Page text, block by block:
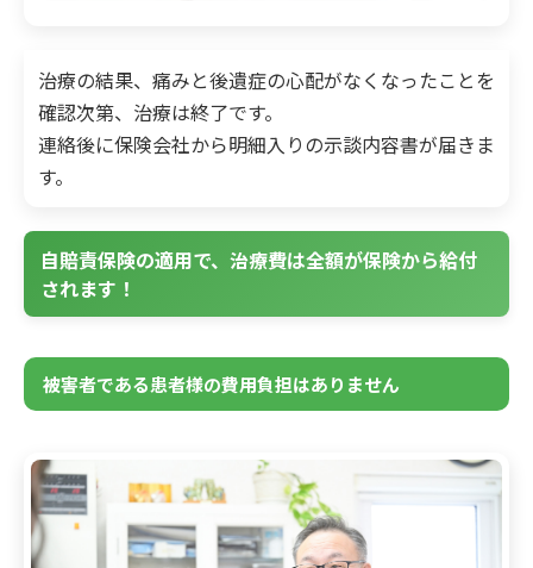
治療の結果、痛みと後遺症の心配がなくなったことを
確認次第、治療は終了です。
連絡後に保険会社から明細入りの示談内容書が届きま
す。
自賠責保険の適用で、治療費は全額が保険から給付
されます！
被害者である患者様の費用負担はありません